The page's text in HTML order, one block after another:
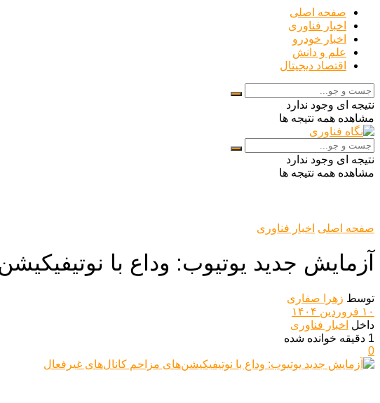
صفحه اصلی
اخبار فناوری
اخبار خودرو
علم و دانش
اقتصاد دیجیتال
نتیجه ای وجود ندارد
مشاهده همه نتیجه ها
نتیجه ای وجود ندارد
مشاهده همه نتیجه ها
صفحه اصلی اخبار فناوری
آزمایش جدید یوتیوب: وداع با
توسط زهرا صفاری
۱۰ فروردین ۱۴۰۴
داخل اخبار فناوری
1 دقیقه خوانده شده
0